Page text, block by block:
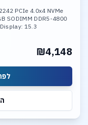
PCIe 4.0x4 NVMe
SODIMM DDR5-4800
15.3
₪4,148